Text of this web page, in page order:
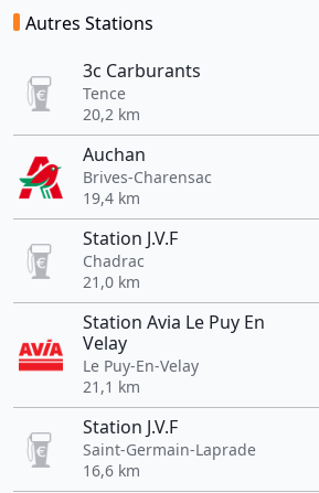
Autres Stations
3c Carburants
Tence
20,2 km
Auchan
Brives-Charensac
19,4 km
Station J.V.F
Chadrac
21,0 km
Station Avia Le Puy En
Velay
Le Puy-En-Velay
21,1 km
Station J.V.F
Saint-Germain-Laprade
16,6 km